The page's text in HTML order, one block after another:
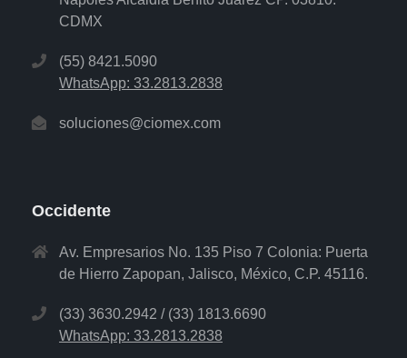
CDMX
(55) 8421.5090
WhatsApp: 33.2813.2838
soluciones@ciomex.com
Occidente
Av. Empresarios No. 135 Piso 7 Colonia: Puerta
de Hierro Zapopan, Jalisco, México, C.P. 45116.
(33) 3630.2942 / (33) 1813.6690
WhatsApp: 33.2813.2838